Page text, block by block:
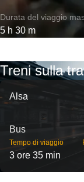
Durata del viaggio
5 h 30 m
Treni sulla
Alsa
Bus
Tempo di viaggio
3 ore 35 min